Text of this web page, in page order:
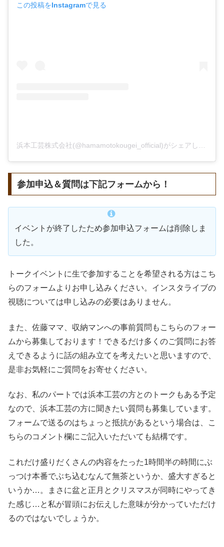
この投稿をInstagramで見る
浜本工芸株式会社(@hamamotokougei_official)がシェアした投稿
参加申込＆質問は下記フォームから！
イベントが終了したため参加申込フォームは削除しま
した。
トークイベントに生で参加することを希望される方はこち
らのフォームよりお申し込みください。インスタライブの
視聴については申し込みの必要はありません。
また、佐藤ママ、収納マンへの事前質問もこちらのフォー
ムから募集しております！できるだけ多くのご質問にお答
えできるように話の組み立てを考えたいと思いますので、
是非お気軽にご質問をお寄せください。
なお、私のパートでは浜本工芸の方とのトークもある予定
なので、浜本工芸の方に聞きたい質問も募集しています。
フォームで送るのはちょっと抵抗があるという場合は、こ
ちらのコメント欄にご記入いただいても結構です。
これだけ盛りだくさんの内容をたった1時間半の時間にぶ
っつけ本番でぶち込むなんて無茶というか、盛大すぎると
いうか…。まさに盆と正月とクリスマスが同時にやってき
た感じ…と私が冒頭にお伝えした意味が分かっていただけ
るのではないでしょうか。